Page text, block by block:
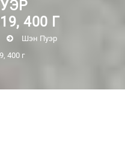
400 Г
Шэн Пуэр
400 г